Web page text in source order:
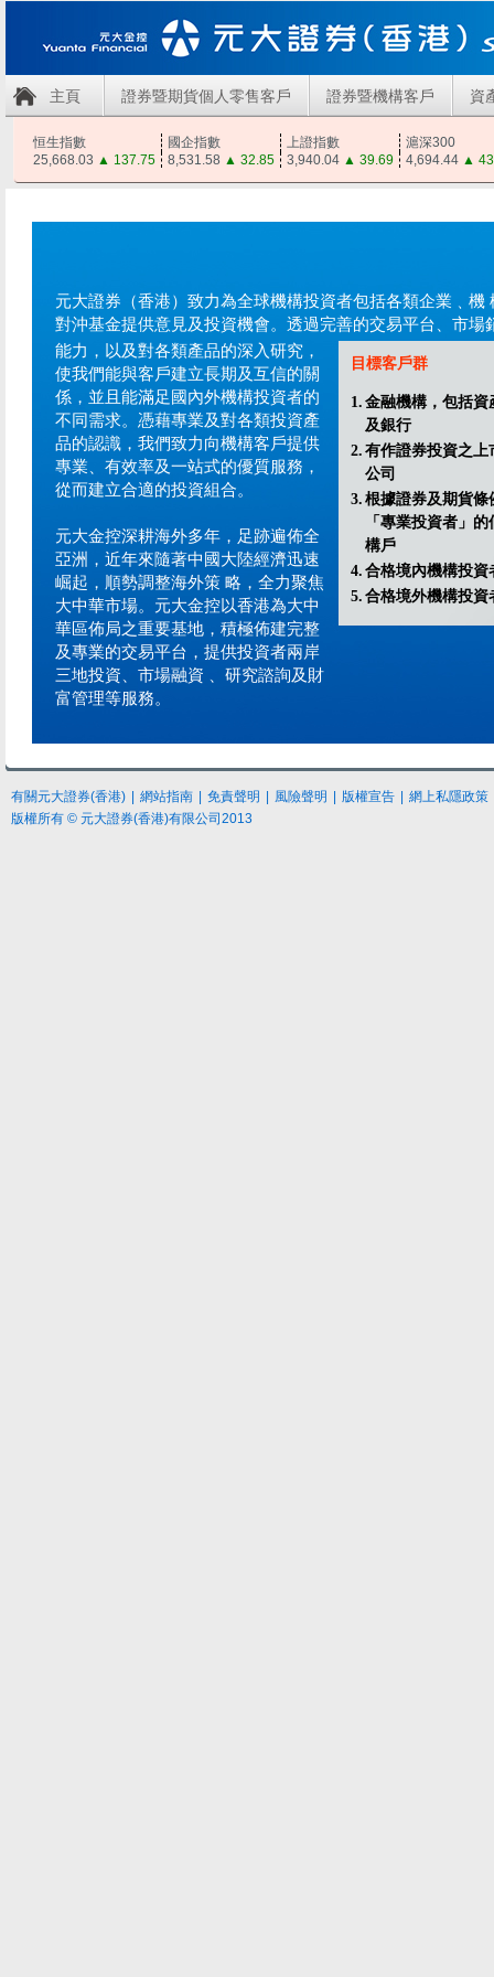
主頁 證券暨期貨個人零售客戶 證券暨機構客戶 資
恒生指數 國企指數 上證指數
滬深300
25,668.03 ▲ 137.75 8,531.58 ▲ 32.85 3,940.04 ▲ 39.69 4,694.44 ▲
元大證券（香港）致力為全球機構投資者包括各類企業﹑機
對沖基金提供意見及投資機會。透過完善的交易平台、市場
能力，以及對各類產品的深入研究，
使我們能與客戶建立長期及互信的關
係，並且能滿足國內外機構投資者的
不同需求。憑藉專業及對各類投資產
品的認識，我們致力向機構客戶提供
專業、有效率及一站式的優質服務，
從而建立合適的投資組合。
元大金控深耕海外多年，足跡遍佈全
亞洲，近年來隨著中國大陸經濟迅速
崛起，順勢調整海外策 略，全力聚焦
大中華市場。元大金控以香港為大中
華區佈局之重要基地，積極佈建完整
及專業的交易平台，提供投資者兩岸
三地投資、市場融資 、研究諮詢及財
富管理等服務。
目標客戶群
1. 金融機構，包括資
及銀行
2. 有作證券投資之上
公司
3. 根據證券及期貨條
「專業投資者」
構戶
4. 合格境內機構投資
5. 合格境外機構投資
有關元大證券(香港) 網站指南 免責聲明 風險聲明 版權宣告
網上私隱政策
版權所有 © 元大證券(香港)有限公司2013